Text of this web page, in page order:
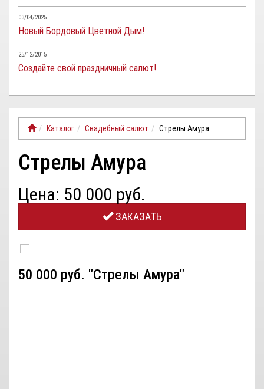
03/04/2025
Новый Бордовый Цветной Дым!
25/12/2015
Создайте свой праздничный салют!
Каталог Свадебный салют Стрелы Амура
Стрелы Амура
Цена: 50 000 руб.
ЗАКАЗАТЬ
50 000 руб. "Стрелы Амура"